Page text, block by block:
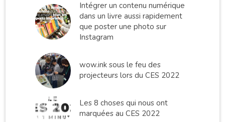
Intégrer un contenu numérique
dans un livre aussi rapidement
que poster une photo sur
Instagram
wow.ink sous le feu des
projecteurs lors du CES 2022
Les 8 choses qui nous ont
marquées au CES 2022